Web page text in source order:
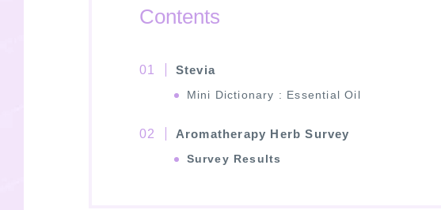
Contents
Stevia
Mini Dictionary : Essential Oil
Aromatherapy Herb Survey
Survey Results